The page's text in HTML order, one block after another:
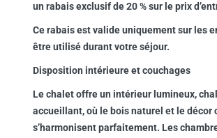
un rabais exclusif de 20 % sur le prix
Ce rabais est valide uniquement sur les
être utilisé durant votre séjour.
Disposition intérieure et couchages
Le chalet offre un intérieur lumineux,
accueillant, où le bois naturel et le décor
s’harmonisent parfaitement. Les